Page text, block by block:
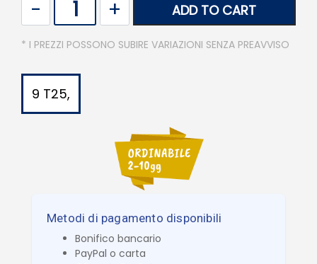
ADD TO CART
* I PREZZI POSSONO SUBIRE VARIAZIONI SENZA PREAVVISO
9 T25,
Metodi di pagamento disponibili
Bonifico bancario
PayPal o carta